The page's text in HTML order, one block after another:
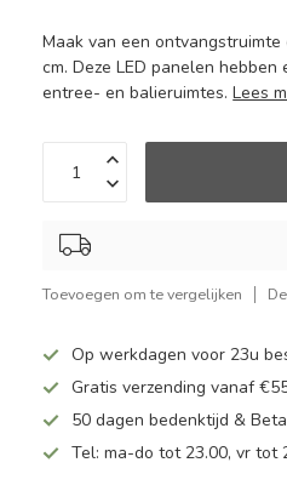
Maak van een
cm. Deze LED panelen
entree- en balieruimtes.Lees
Toevoegen om te vergelijken
Op werkdagen voor 23u
Gratis verzending vanaf
50 dagen bedenktijd &
Tel: ma-do tot 23.00, vr tot